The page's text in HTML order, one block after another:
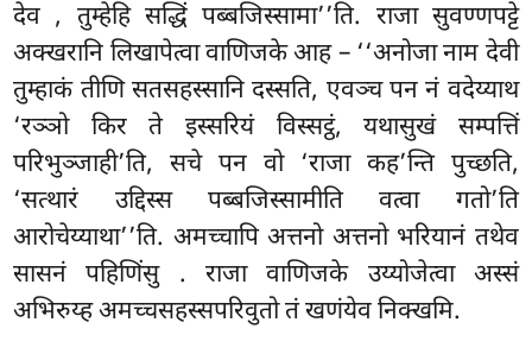
देव , तुम्हेहि सद्धिं पब्बजिस्सामा’’ति. राजा सुवण्णपट्टे
अक्खरानि लिखापेत्वा वाणिजके आह– ‘‘अनोजा नाम देवी
तुम्हाकं तीणि सतसहस्सानि दस्सति, एवञ्च पन नं वदेय्याथ
‘रञ्ञो किर ते इस्सरियं विस्सट्ठं, यथासुखं सम्पत्तिं
परिभुञ्जाही’ति, सचे पन वो ‘राजा कह’न्ति पुच्छति,
‘सत्थारं उद्दिस्स पब्बजिस्सामीति वत्वा गतो’ति
आरोचेय्याथा’’ति. अमच्चापि अत्तनो अत्तनो भरियानं तथेव
सासनं पहिणिंसु . राजा वाणिजके उय्योजेत्वा अस्सं
अभिरुय्ह अमच्चसहस्सपरिवुतो तं खणंयेव निक्खमि.